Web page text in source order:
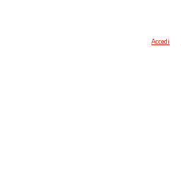
Accedi